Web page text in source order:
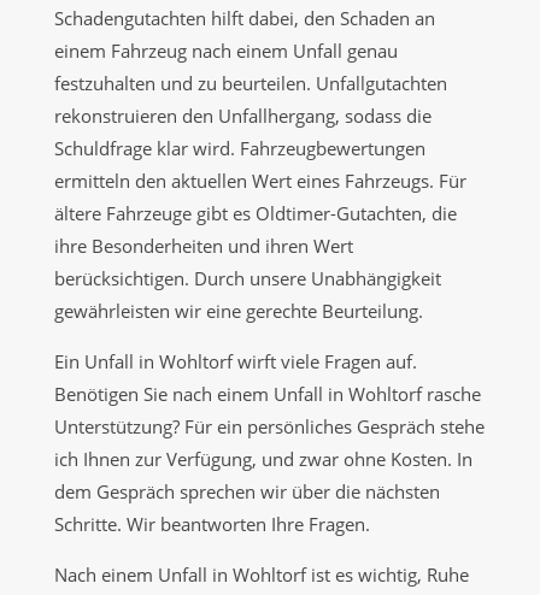
Schadengutachten hilft dabei, den Schaden an
einem Fahrzeug nach einem Unfall genau
festzuhalten und zu beurteilen. Unfallgutachten
rekonstruieren den Unfallhergang, sodass die
Schuldfrage klar wird. Fahrzeugbewertungen
ermitteln den aktuellen Wert eines Fahrzeugs. Für
ältere Fahrzeuge gibt es Oldtimer-Gutachten, die
ihre Besonderheiten und ihren Wert
berücksichtigen. Durch unsere Unabhängigkeit
gewährleisten wir eine gerechte Beurteilung.
Ein Unfall in Wohltorf wirft viele Fragen auf.
Benötigen Sie nach einem Unfall in Wohltorf rasche
Unterstützung? Für ein persönliches Gespräch stehe
ich Ihnen zur Verfügung, und zwar ohne Kosten. In
dem Gespräch sprechen wir über die nächsten
Schritte. Wir beantworten Ihre Fragen.
Nach einem Unfall in Wohltorf ist es wichtig, Ruhe